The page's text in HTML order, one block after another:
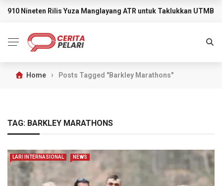
BREAKING NEWS
910 Nineten Rilis Yuza Manglayang ATR untuk Taklukkan UTMB
Home › Posts Tagged "Barkley Marathons"
TAG: BARKLEY MARATHONS
LARI INTERNASIONAL NEWS